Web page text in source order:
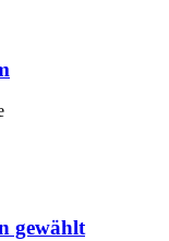
gewählt